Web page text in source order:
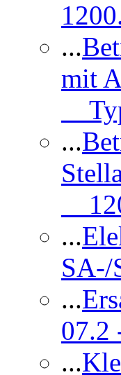
...
mit
...
...
SA-/
...
07.2
...